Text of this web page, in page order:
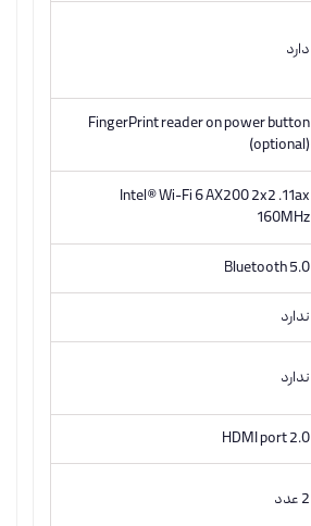
دارد
FingerPrint reader on power button
(optional)
Intel® Wi-Fi 6 AX200 2x2 .11ax
160MHz
Bluetooth 5.0
ندارد
ندارد
HDMI port 2.0
2 عدد